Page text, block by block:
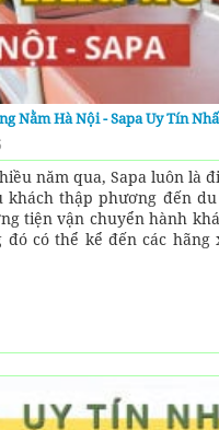
Nằm Hà Nội - Sapa Uy Tín
năm qua, Sapa luôn là
khách thập phương đến
tiện vận chuyển hành
đó có thể kể đến các hãng